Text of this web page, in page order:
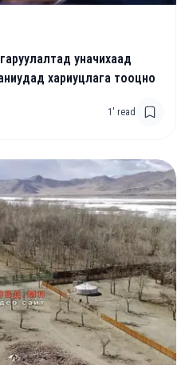
уначихаад
хариуцлага тооцно
1 ' read